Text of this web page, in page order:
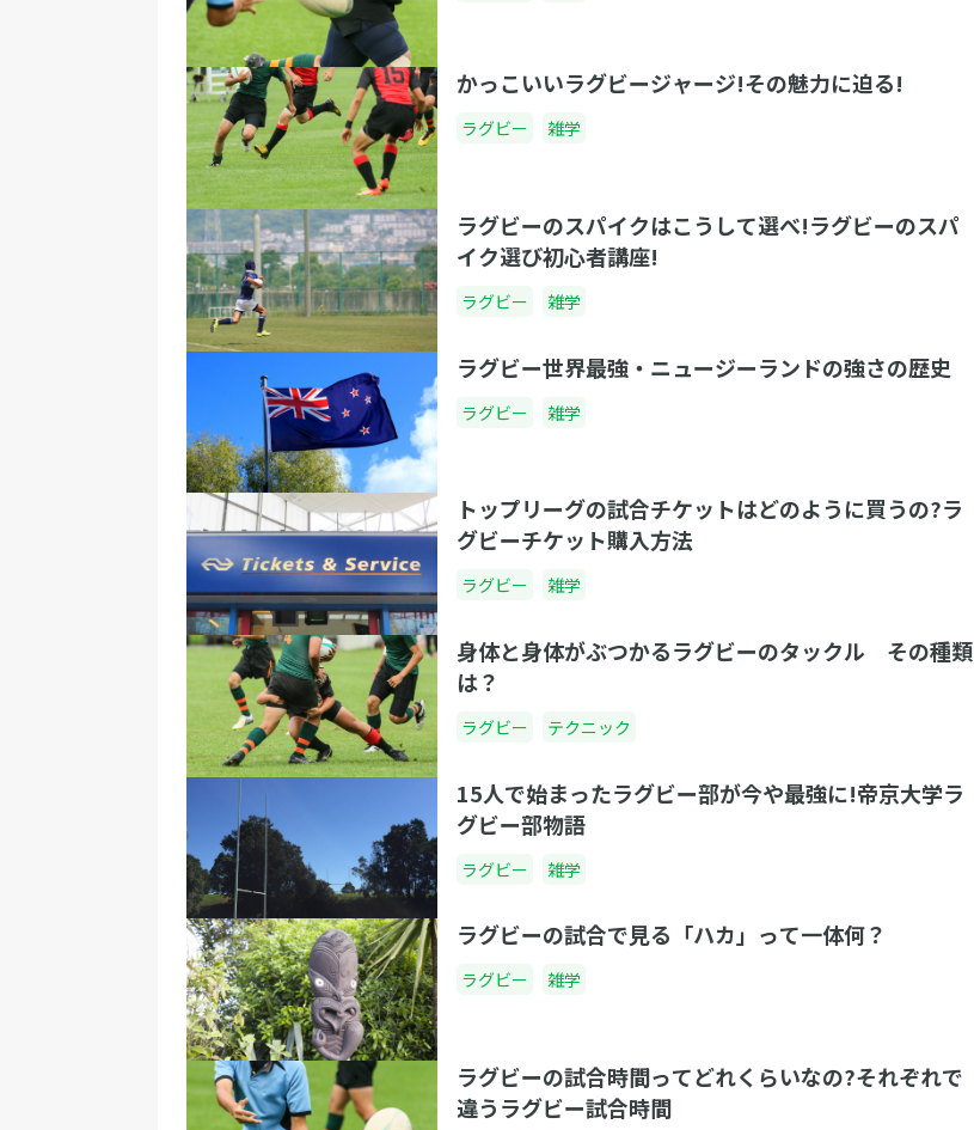
かっこいいラグビージャージ!その魅力に迫る!
ラグビー 雑学
ラグビーのスパイクはこうして選べ!ラグビーのスパ
イク選び初心者講座!
ラグビー 雑学
ラグビー世界最強・ニュージーランドの強さの歴史
ラグビー 雑学
トップリーグの試合チケットはどのように買うの?ラ
グビーチケット購入方法
ラグビー 雑学
身体と身体がぶつかるラグビーのタックル その種類
は？
ラグビー テクニック
15人で始まったラグビー部が今や最強に!帝京大学ラ
グビー部物語
ラグビー 雑学
ラグビーの試合で見る「ハカ」って一体何？
ラグビー 雑学
ラグビーの試合時間ってどれくらいなの?それぞれで
違うラグビー試合時間